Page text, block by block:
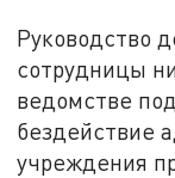
Руководство
сотрудницы
ведомстве
бездействие
учреждения